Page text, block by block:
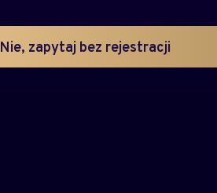
Nie, zapytaj bez rejestracji